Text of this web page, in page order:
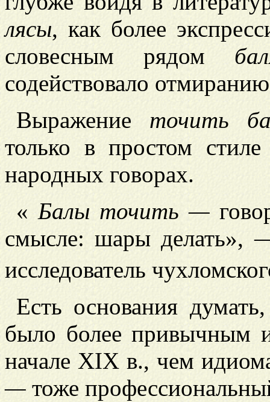
лясы, как более
словесным рядом
содействовало
Выражение точить
только в простом
народных говорах.
«Балы точить —
смысле: шары делать»,
исследователь
Есть основания
было более привычным
начале XIX в., чем
— тоже